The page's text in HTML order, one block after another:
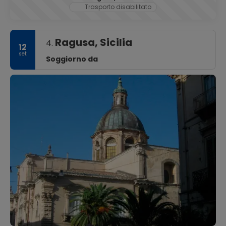
Trasporto disabilitato
12
set
4. Ragusa, Sicilia
Soggiorno da